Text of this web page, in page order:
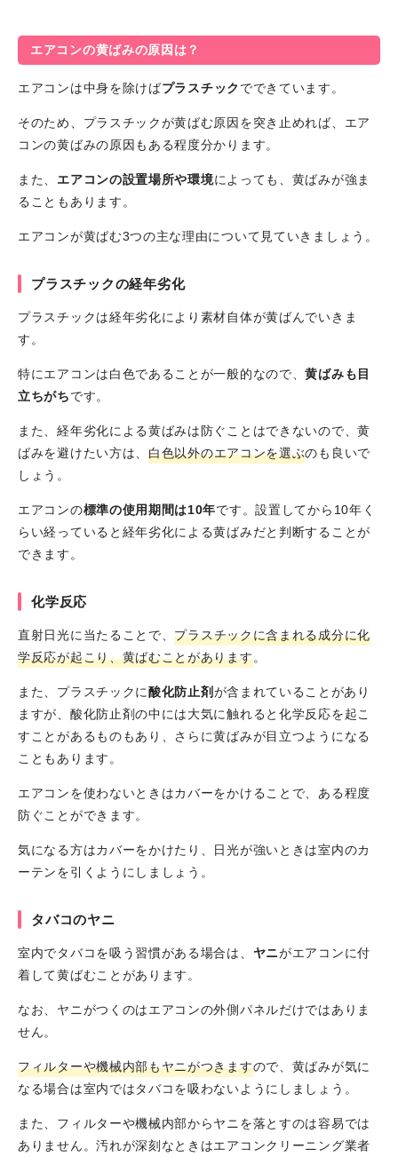
エアコンの黄ばみの原因は？
エアコンは中身を除けばプラスチック でできています。
そのため、プラスチックが黄ばむ原因を突き止めれば、エア
コンの黄ばみの原因もある程度分かります。
また、 エアコンの設置場所や環境によっても、黄ばみが強ま
ることもあります。
エアコンが黄ばむ3つの主な理由について見ていきましょう。
プラスチックの経年劣化
プラスチックは経年劣化により素材自体が黄ばんでいきま
す。
特にエアコンは白色であることが一般的なので、黄ばみも目
立ちがちです。
また、経年劣化による黄ばみは防ぐことはできないので、黄
ばみを避けたい方は、 白色以外のエアコンを選ぶのも良いで
しょう。
エアコンの標準の使用期間は10年です。設置してから10年く
らい経っていると経年劣化による黄ばみだと判断することが
できます。
化学反応
直射日光に当たることで、プラスチックに含まれる成分に化
学反応が起こり、黄ばむことがあります。
また、プラスチックに酸化防止剤が含まれていることがあり
ますが、酸化防止剤の中には大気に触れると化学反応を起こ
すことがあるものもあり、さらに黄ばみが目立つようになる
こともあります。
エアコンを使わないときはカバーをかけることで、ある程度
防ぐことができます。
気になる方はカバーをかけたり、日光が強いときは室内のカ
ーテンを引くようにしましょう。
タバコのヤニ
室内でタバコを吸う習慣がある場合は、 ヤニがエアコンに付
着して黄ばむことがあります。
なお、ヤニがつくのはエアコンの外側パネルだけではありま
せん。
フィルターや機械内部もヤニがつきますので、黄ばみが気に
なる場合は室内ではタバコを吸わないようにしましょう。
また、フィルターや機械内部からヤニを落とすのは容易では
ありません。汚れが深刻なときはエアコンクリーニング業者